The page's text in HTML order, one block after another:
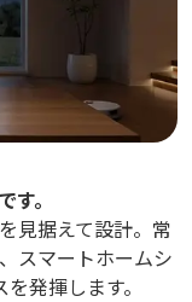
。
見据えて設計。常
スマートホームシ
発揮します。